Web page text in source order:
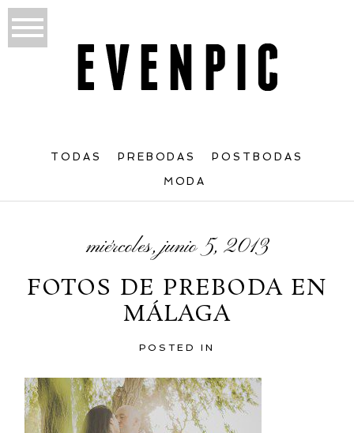
TODAS PREBODAS POSTBODAS
MODA
miércoles, junio 5, 2013
FOTOS DE PREBODA EN
MÁLAGA
POSTED IN